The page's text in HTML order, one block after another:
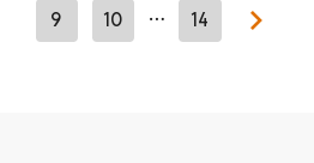
9 10 … 14
Next